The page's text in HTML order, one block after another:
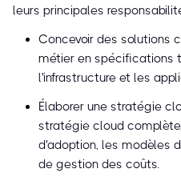
leurs principales
Concevoir des solutions
métier en spécifications
l'infrastructure et les
Élaborer une stratégie
stratégie cloud
d'adoption, les modèles
de gestion des coûts.